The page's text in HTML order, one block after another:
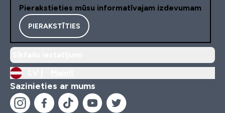
Pierakstieties mūsu informatīvajam izdevumam
PIERAKSTĪTIES
Sazinieties ar mums